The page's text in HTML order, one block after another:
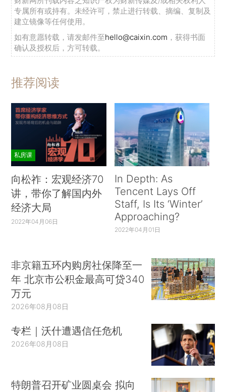
专属所有或持有。未经许可，禁止进行转载、摘编、复制及
建立镜像等任何使用。
如有意愿转载，请发邮件至hello@caixin.com ，获得书面
确认及授权后，方可转载。
推荐阅读
私房课
向松祚：宏观经济70
讲，带你了解国内外
经济大局
2022年04月06日
In Depth: As
Tencent Lays Off
Staff, Is Its ‘Winter’
Approaching?
2022年04月01日
非京籍五环内购房社保降至一
年 北京市公积金最高可贷340
万元
2026年08月08日
专栏｜沃什遭遇信任危机
2026年08月08日
特朗普召开矿业圆桌会 拟向